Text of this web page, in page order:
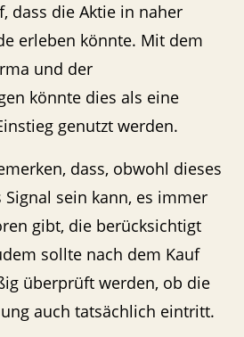
dass die Aktie in naher
erleben könnte. Mit dem
und der
könnte dies als eine
genutzt werden.
dass, obwohl dieses
sein kann, es immer
gibt, die berücksichtigt
sollte nach dem Kauf
überprüft werden, ob die
auch tatsächlich eintritt.